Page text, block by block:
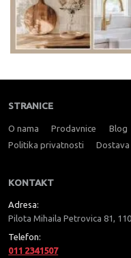
STRANICE
O nama Prodavnice Blog
Politika privatnosti
Dostava
KONTAKT
Adresa:
Pilota Mihaila Petrovica 81,
Telefon:
011 2341507